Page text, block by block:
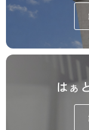
はぁ